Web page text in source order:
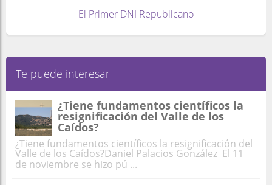
El Primer DNI Republicano
Te puede interesar
¿Tiene fundamentos científicos la
resignificación del Valle de los
Caídos?
¿Tiene fundamentos científicos la resignificación del
Valle de los Caídos?Daniel Palacios González El 11
de noviembre se hizo pú ...